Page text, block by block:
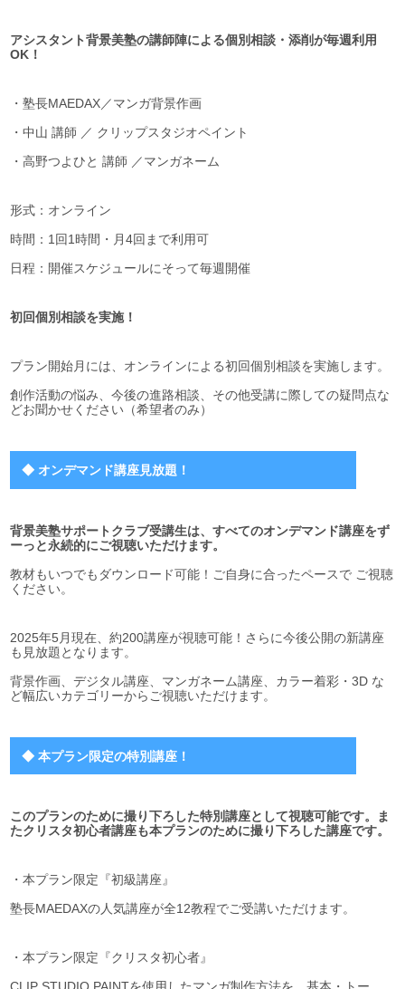
アシスタント背景美塾の講師陣による個別相談・添削が毎週利用
OK！
・塾長MAEDAX／マンガ背景作画
・中山 講師 ／ クリップスタジオペイント
・高野つよひと 講師 ／マンガネーム
形式：オンライン
時間：1回1時間・月4回まで利用可
日程：開催スケジュールにそって毎週開催
初回個別相談を実施！
プラン開始月には、オンラインによる初回個別相談を実施します。
創作活動の悩み、今後の進路相談、その他受講に際しての疑問点な
どお聞かせください（希望者のみ）
◆ オンデマンド講座見放題！
背景美塾サポートクラブ受講生は、すべてのオンデマンド講座をず
ーっと永続的にご視聴いただけます。
教材もいつでもダウンロード可能！ご自身に合ったペースで ご視聴
ください。
2025年5月現在、約200講座が視聴可能！さらに今後公開の新講座
も見放題となります。
背景作画、デジタル講座、マンガネーム講座、カラー着彩・3D な
ど幅広いカテゴリーからご視聴いただけます。
◆ 本プラン限定の特別講座！
このプランのために撮り下ろした特別講座として視聴可能です。ま
たクリスタ初心者講座も本プランのために撮り下ろした講座です。
・本プラン限定『初級講座』
塾長MAEDAXの人気講座が全12教程でご受講いただけます。
・本プラン限定『クリスタ初心者』